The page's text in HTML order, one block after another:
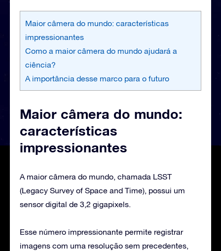
Maior câmera do mundo: características
impressionantes
Como a maior câmera do mundo ajudará a
ciência?
A importância desse marco para o futuro
Maior câmera do mundo:
características
impressionantes
A maior câmera do mundo, chamada LSST
(Legacy Survey of Space and Time), possui um
sensor digital de 3,2 gigapixels.
Esse número impressionante permite registrar
imagens com uma resolução sem precedentes,